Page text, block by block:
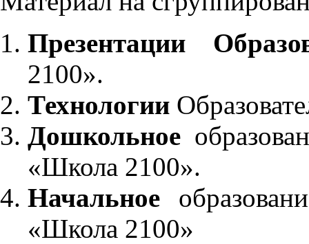
Презентации
2100».
Технологии
Дошкольное
«Школа 2100».
Начальное
«Школа 2100»